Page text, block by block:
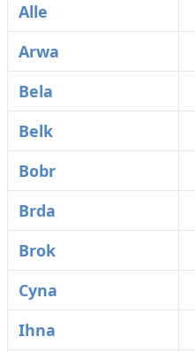
Alle
Arwa
Bela
Belk
Bobr
Brda
Brok
Cyna
Ihna